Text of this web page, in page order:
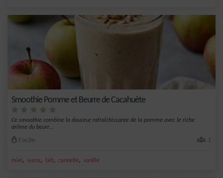
Smoothie Pomme et Beurre de Cacahuète
Ce smoothie combine la douceur rafraîchissante de la pomme avec le riche
arôme du beurr...
Facile 1
miel , sucre, lait, cannelle, vanille